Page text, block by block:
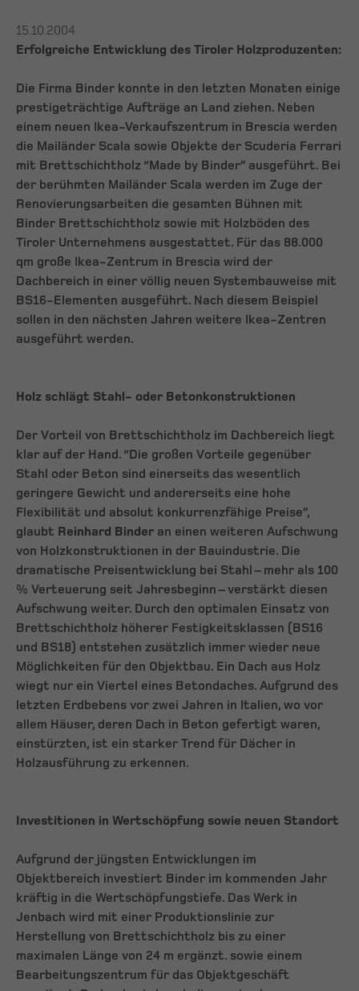
15.10.2004
Erfolgreiche Entwicklung des Tiroler Holzproduzenten:
Die Firma Binder konnte in den letzten Monaten einige
prestigeträchtige Aufträge an Land ziehen. Neben
einem neuen Ikea-Verkaufszentrum in Brescia werden
die Mailänder Scala sowie Objekte der Scuderia Ferrari
mit Brettschichtholz “Made by Binder” ausgeführt. Bei
der berühmten Mailänder Scala werden im Zuge der
Renovierungsarbeiten die gesamten Bühnen mit
Binder Brettschichtholz sowie mit Holzböden des
Tiroler Unternehmens ausgestattet. Für das 88.000
qm große Ikea-Zentrum in Brescia wird der
Dachbereich in einer völlig neuen Systembauweise mit
BS16-Elementen ausgeführt. Nach diesem Beispiel
sollen in den nächsten Jahren weitere Ikea-Zentren
ausgeführt werden.
Holz schlägt Stahl- oder Betonkonstruktionen
Der Vorteil von Brettschichtholz im Dachbereich liegt
klar auf der Hand. “Die großen Vorteile gegenüber
Stahl oder Beton sind einerseits das wesentlich
geringere Gewicht und andererseits eine hohe
Flexibilität und absolut konkurrenzfähige Preise”,
glaubt Reinhard Binder an einen weiteren Aufschwung
von Holzkonstruktionen in der Bauindustrie. Die
dramatische Preisentwicklung bei Stahl – mehr als 100
% Verteuerung seit Jahresbeginn – verstärkt diesen
Aufschwung weiter. Durch den optimalen Einsatz von
Brettschichtholz höherer Festigkeitsklassen (BS16
und BS18) entstehen zusätzlich immer wieder neue
Möglichkeiten für den Objektbau. Ein Dach aus Holz
wiegt nur ein Viertel eines Betondaches. Aufgrund des
letzten Erdbebens vor zwei Jahren in Italien, wo vor
allem Häuser, deren Dach in Beton gefertigt waren,
einstürzten, ist ein starker Trend für Dächer in
Holzausführung zu erkennen.
Investitionen in Wertschöpfung sowie neuen Standort
Aufgrund der jüngsten Entwicklungen im
Objektbereich investiert Binder im kommenden Jahr
kräftig in die Wertschöpfungstiefe. Das Werk in
Jenbach wird mit einer Produktionslinie zur
Herstellung von Brettschichtholz bis zu einer
maximalen Länge von 24 m ergänzt. sowie einem
Bearbeitungszentrum für das Objektgeschäft